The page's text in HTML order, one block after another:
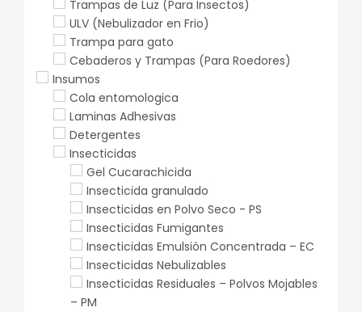
Trampas de Luz (Para Insectos)
ULV (Nebulizador en Frio)
Trampa para gato
Cebaderos y Trampas (Para Roedores)
Insumos
Cola entomologica
Laminas Adhesivas
Detergentes
Insecticidas
Gel Cucarachicida
Insecticida granulado
Insecticidas en Polvo Seco - PS
Insecticidas Fumigantes
Insecticidas Emulsión Concentrada – EC
Insecticidas Nebulizables
Insecticidas Residuales – Polvos Mojables
– PM